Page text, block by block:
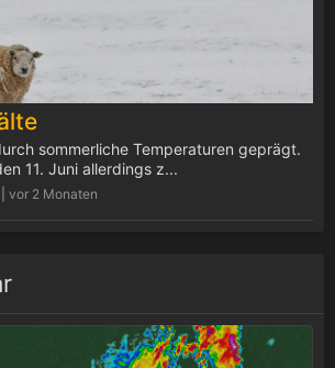
vor 2 Monaten
sommerliche Temperaturen geprägt.
11. Juni allerdings z...